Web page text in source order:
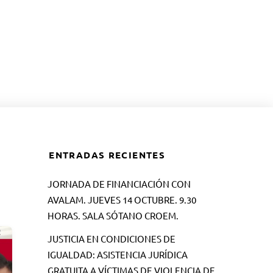
ENTRADAS RECIENTES
JORNADA DE FINANCIACIÓN CON
AVALAM. JUEVES 14 OCTUBRE. 9.30
HORAS. SALA SÓTANO CROEM.
JUSTICIA EN CONDICIONES DE
IGUALDAD: ASISTENCIA JURÍDICA
GRATUITA A VÍCTIMAS DE VIOLENCIA DE